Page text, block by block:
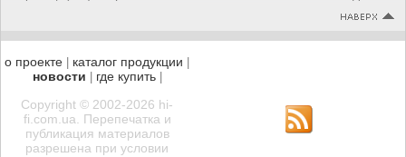
о проекте каталог продукции
новости где купить|
Copyright © 2002-2026 hi-
fi.com.ua. Перепечатка и
публикация материалов
разрешена при условии